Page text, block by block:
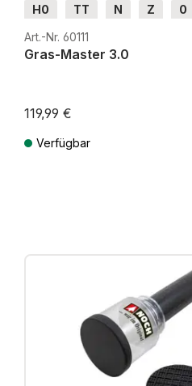
H0 TT N Z 0
Art.-Nr. 60111
Gras-Master 3.0
119,99 €
Verfügbar